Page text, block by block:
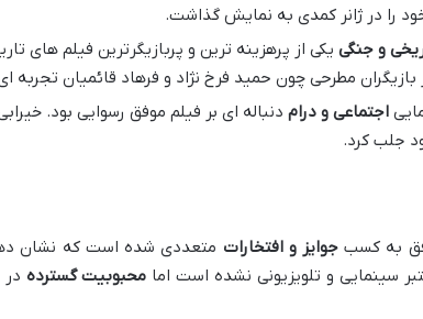
خود را در ژانر کمدی به نمایش گذاشت.
و جنگی یکی از پرهزینه ترین و پربازیگرترین فیلم های
بازیگران مطرحی چون حمید فرخ نژاد و فرهاد قائمیان
اجتماعی و درام دنباله ای بر فیلم موفق رسوایی بود. خیرابی
جلب کرد.
به کسبجوایز و افتخارات متعددی شده است که نشان
سینمایی و تلویزیونی نشده است اما محبوبیت گسترده